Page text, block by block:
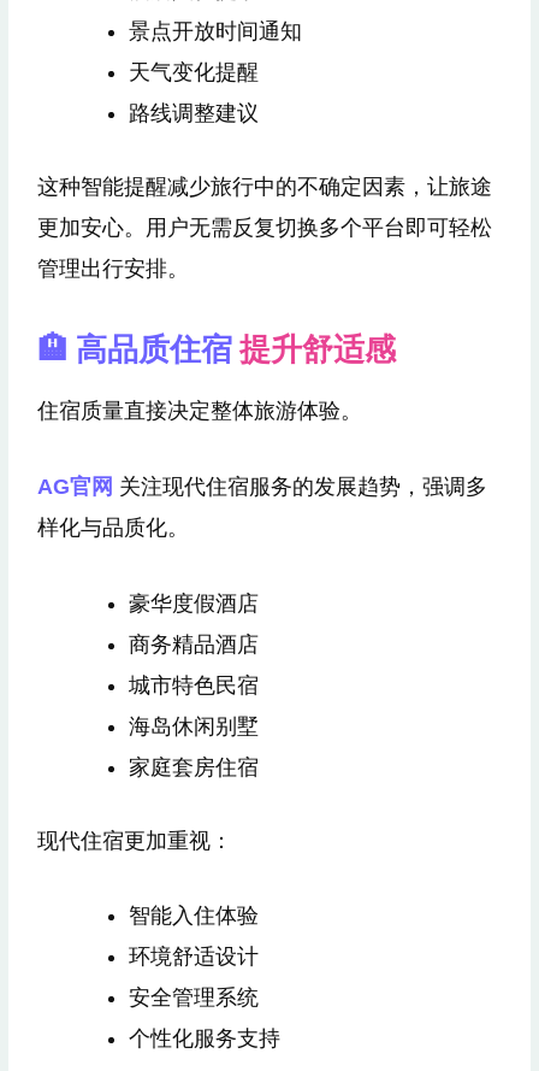
景点开放时间通知
天气变化提醒
路线调整建议
这种智能提醒减少旅行中的不确定因素，让旅途
更加安心。用户无需反复切换多个平台即可轻松
管理出行安排。
🏨 高品质住宿 提升舒适感
住宿质量直接决定整体旅游体验。
AG官网 关注现代住宿服务的发展趋势，强调多
样化与品质化。
豪华度假酒店
商务精品酒店
城市特色民宿
海岛休闲别墅
家庭套房住宿
现代住宿更加重视：
智能入住体验
环境舒适设计
安全管理系统
个性化服务支持